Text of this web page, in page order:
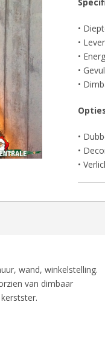
•
•
•
•
•
•
•
•
wand, winkelstelling.
van dimbaar